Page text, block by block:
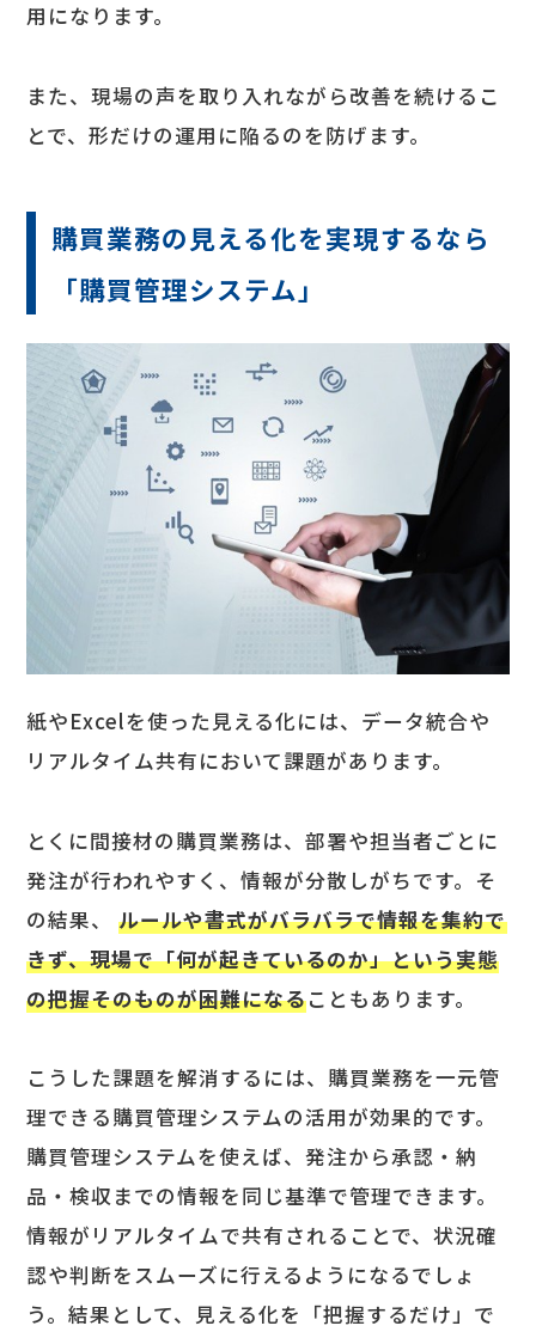
用になります。
また、現場の声を取り入れながら改善を続けるこ
とで、形だけの運用に陥るのを防げます。
購買業務の見える化を実現するなら
「購買管理システム」
紙やExcelを使った見える化には、データ統合や
リアルタイム共有において課題があります。
とくに間接材の購買業務は、部署や担当者ごとに
発注が行われやすく、情報が分散しがちです。そ
の結果、
ルールや書式がバラバラで情報を集約で
きず、現場で「何が起きているのか」という実態
の把握そのものが困難になることもあります。
こうした課題を解消するには、購買業務を一元管
理できる購買管理システムの活用が効果的です。
購買管理システムを使えば、発注から承認・納
品・検収までの情報を同じ基準で管理できます。
情報がリアルタイムで共有されることで、状況確
認や判断をスムーズに行えるようになるでしょ
う。結果として、見える化を「把握するだけ」で